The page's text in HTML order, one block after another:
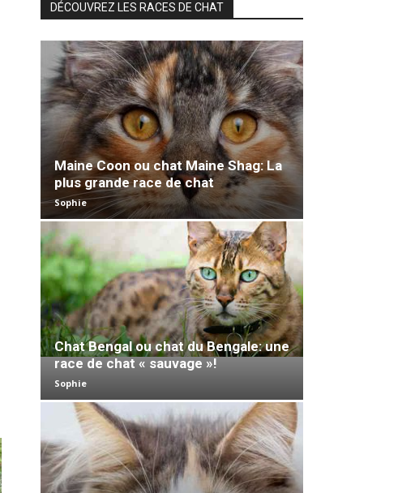
DÉCOUVREZ LES RACES DE CHAT
Maine Coon ou chat Maine Shag: La
plus grande race de chat
Sophie
Chat Bengal ou chat du Bengale: une
race de chat « sauvage »!
Sophie